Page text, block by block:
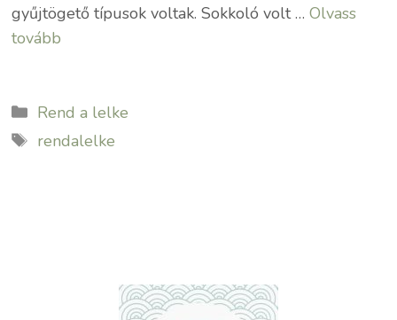
gyűjtögető típusok voltak. Sokkoló volt …Olvass
tovább
Kategória
Rend a lelke
Címkék
rendalelke